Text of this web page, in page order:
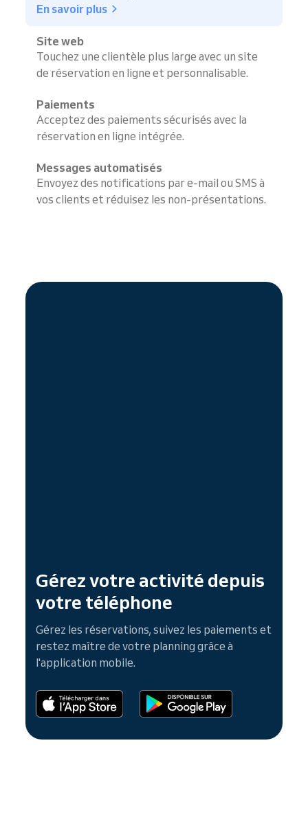
En savoir plus
Site web
Touchez une clientèle plus large avec un site
de réservation en ligne et personnalisable.
Paiements
Acceptez des paiements sécurisés avec la
réservation en ligne intégrée.
Messages automatisés
Envoyez des notifications par e-mail ou SMS à
vos clients et réduisez les non-présentations.
Gérez votre activité depuis
votre téléphone
Gérez les réservations, suivez les paiements et
restez maître de votre planning grâce à
l'application mobile.